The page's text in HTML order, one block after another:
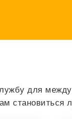
для
становиться